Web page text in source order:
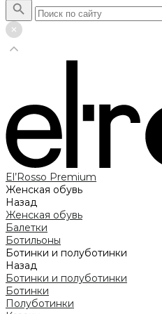
El’Rosso Premium
Женская обувь
Назад
Женская обувь
Балетки
Ботильоны
Ботинки и полуботинки
Назад
Ботинки и полуботинки
Ботинки
Полуботинки